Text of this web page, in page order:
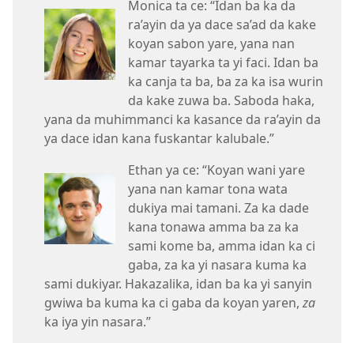
Monica ta ce: “Idan ba ka da
ra’ayin da ya dace sa’ad da kake
koyan sabon yare, yana nan
kamar tayarka ta yi faci. Idan ba
ka canja ta ba, ba za ka isa wurin
da kake zuwa ba. Saboda haka,
yana da muhimmanci ka kasance da ra’ayin da
ya dace idan kana fuskantar kalubale.”
Ethan ya ce: “Koyan wani yare
yana nan kamar tona wata
dukiya mai tamani. Za ka dade
kana tonawa amma ba za ka
sami kome ba, amma idan ka ci
gaba, za ka yi nasara kuma ka
sami dukiyar. Hakazalika, idan ba ka yi sanyin
gwiwa ba kuma ka ci gaba da koyan yaren, za
ka iya yin nasara.”